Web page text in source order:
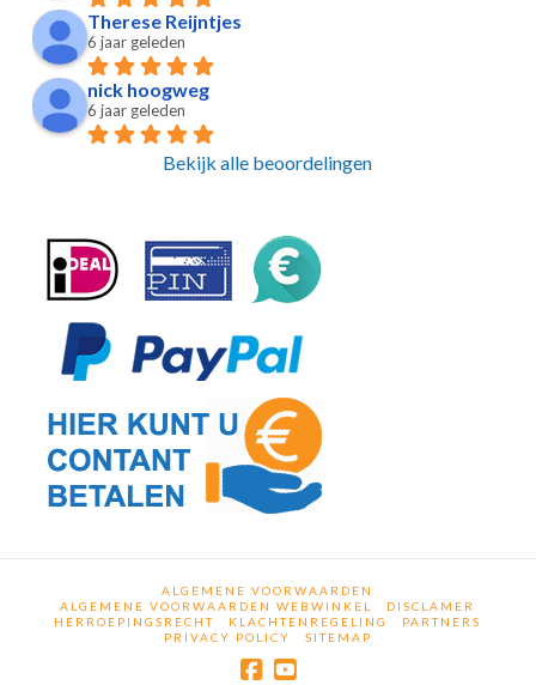
Therese Reijntjes
6 jaar geleden
nick hoogweg
6 jaar geleden
Bekijk alle beoordelingen
ALGEMENE VOORWAARDEN
ALGEMENE VOORWAARDEN WEBWINKEL
DISCLAMER
HERROEPINGSRECHT
KLACHTENREGELING
PARTNERS
PRIVACY POLICY
SITEMAP